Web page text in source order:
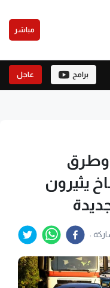
مباشر
برامج عاجل
يثيرون
: